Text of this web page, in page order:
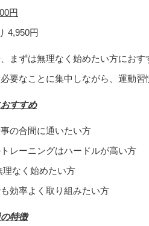
円
4,950円
まずは無理なく始めたい方におす
要なことに集中しながら、運動習
すすめ
事の合間に通いたい方
トレーニングはハードルが高い方
理なく始めたい方
も効率よく取り組みたい方
特徴